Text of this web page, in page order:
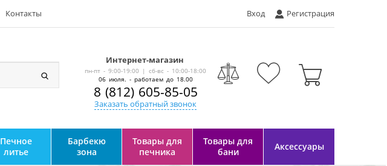
Контакты Вход Регистрация
Интернет-магазин
-
пн-пт - 9:00-19:00 | сб-вс - 10:00-18:00
06 июля. - работаем до 18.00
8 (812) 605-85-05
Заказать обратный звонок
Печное
литье
Барбекю
зона
Товары для
печника
Товары для
бани
Аксессуары